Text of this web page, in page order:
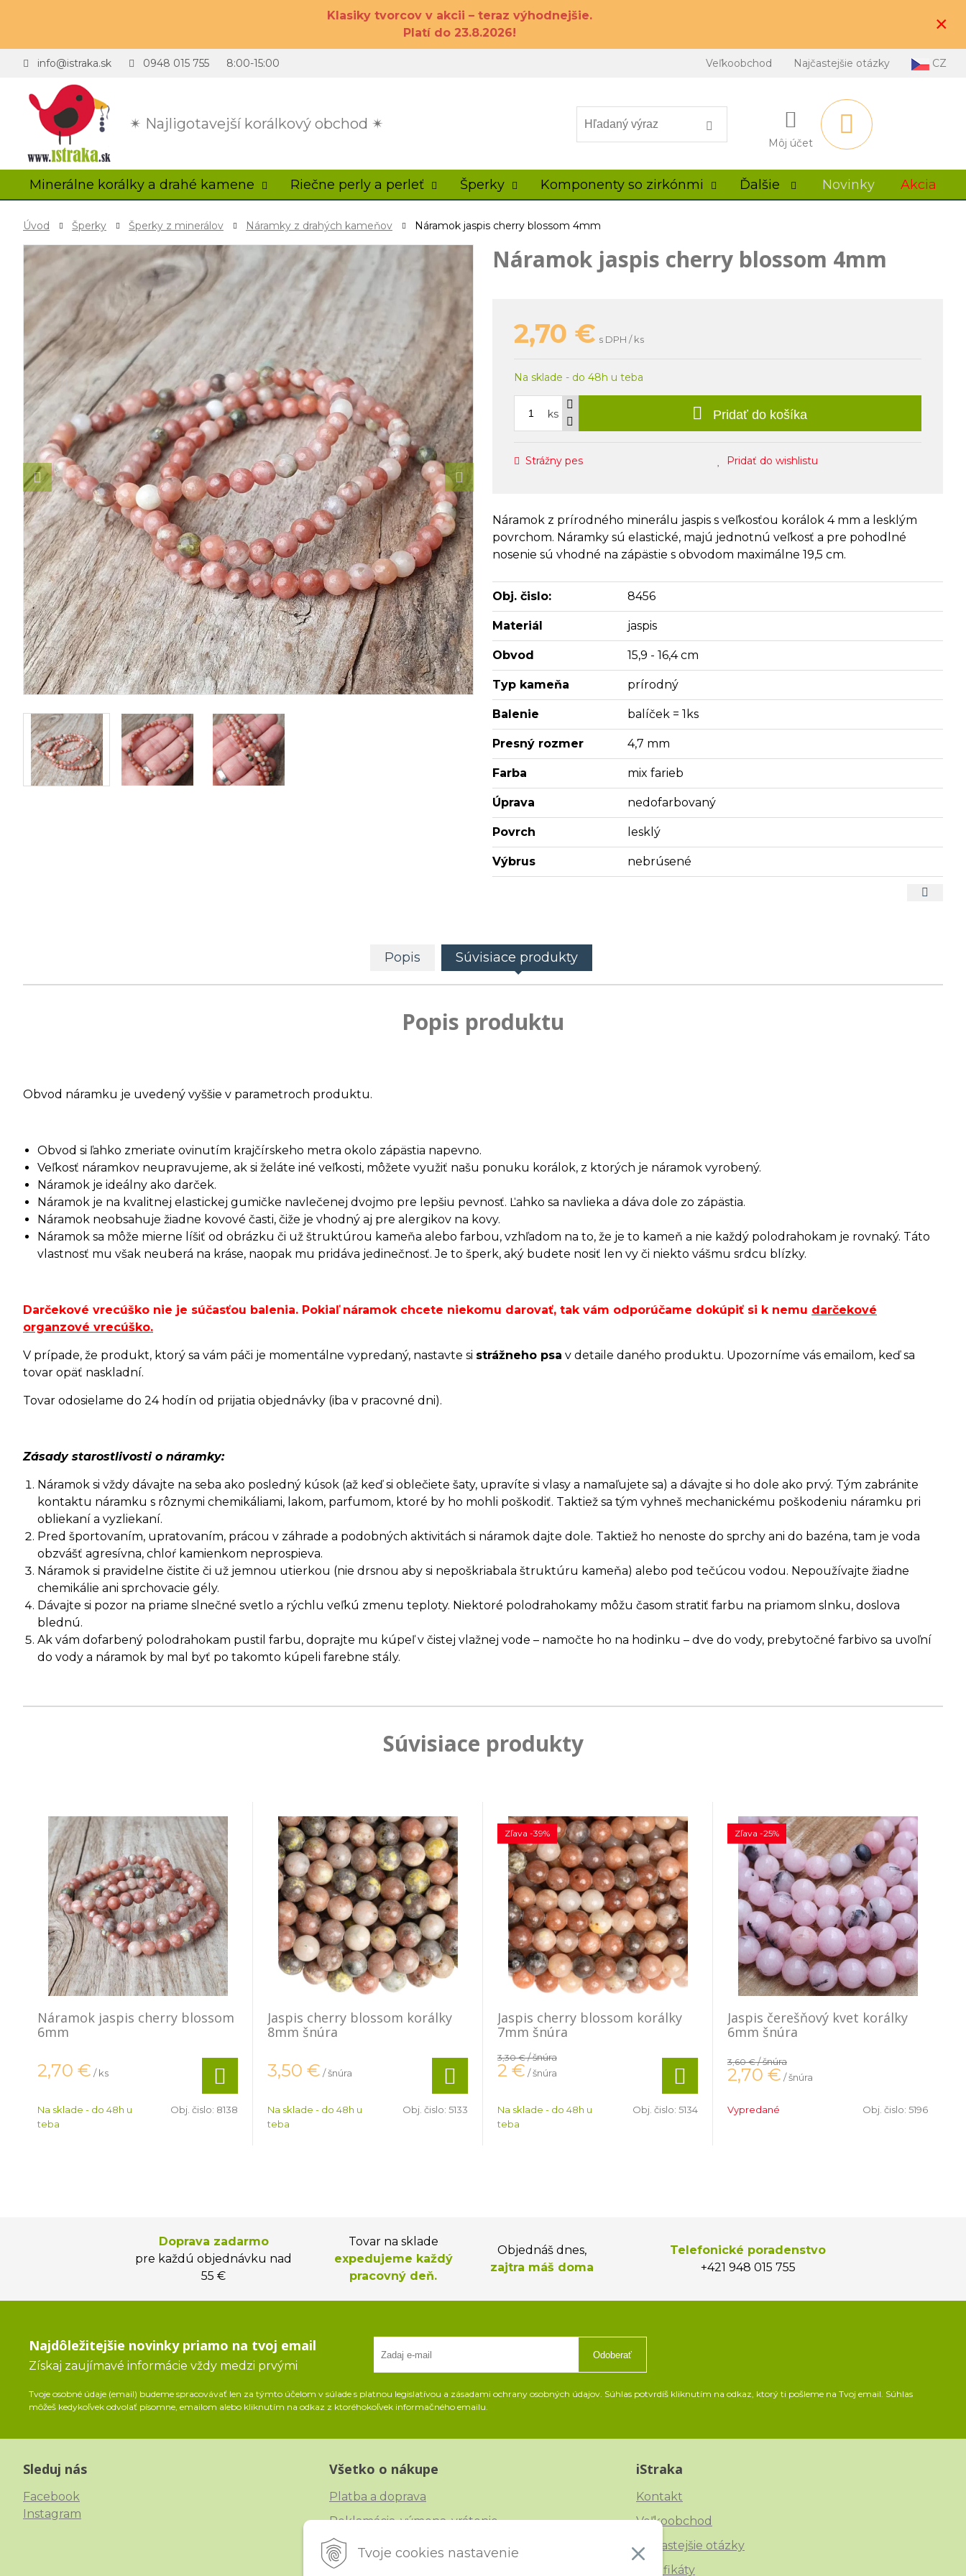
Tvoje cookies nastavenie
Klasiky tvorcov v akcii – teraz výhodnejšie.
Platí do 23.8.2026!
×
✴ Najligotavejší korálkový obchod ✴
info@istraka.sk 0948 015 755 8:00-15:00 Veľkoobchod Najčastejšie otázky CZ
Môj účet
Minerálne korálky a drahé kamene Riečne perly a perleť Šperky Komponenty so zirkónmi Ďalšie Novinky Akcia
Úvod Šperky Šperky z minerálov Náramky z drahých kameňov Náramok jaspis cherry blossom 4mm
Náramok jaspis cherry blossom 4mm
2,70 € s DPH / ks
Na sklade - do 48h u teba
ks Pridať do košíka
Strážny pes Pridať do wishlistu
Náramok z prírodného minerálu jaspis s veľkosťou korálok 4 mm a lesklým
povrchom. Náramky sú elastické, majú jednotnú veľkosť a pre pohodlné
nosenie sú vhodné na zápästie s obvodom maximálne 19,5 cm.
Obj. čislo: 8456
Materiál jaspis
Obvod 15,9 - 16,4 cm
Typ kameňa prírodný
Balenie balíček = 1ks
Presný rozmer 4,7 mm
Farba mix farieb
Úprava nedofarbovaný
Povrch lesklý
Výbrus nebrúsené
Popis Súvisiace produkty
Popis produktu
Obvod náramku je uvedený vyššie v parametroch produktu.
Obvod si ľahko zmeriate ovinutím krajčírskeho metra okolo zápästia napevno.
Veľkosť náramkov neupravujeme, ak si želáte iné veľkosti, môžete využiť našu ponuku korálok, z ktorých je náramok vyrobený.
Náramok je ideálny ako darček.
Náramok je na kvalitnej elastickej gumičke navlečenej dvojmo pre lepšiu pevnosť. Ľahko sa navlieka a dáva dole zo zápästia.
Náramok neobsahuje žiadne kovové časti, čiže je vhodný aj pre alergikov na kovy.
Náramok sa môže mierne líšiť od obrázku či už štruktúrou kameňa alebo farbou, vzhľadom na to, že je to kameň a nie každý polodrahokam je rovnaký. Táto
vlastnosť mu však neuberá na kráse, naopak mu pridáva jedinečnosť. Je to šperk, aký budete nosiť len vy či niekto vášmu srdcu blízky.
Darčekové vrecúško nie je súčasťou balenia. Pokiaľ náramok chcete niekomu darovať, tak vám odporúčame dokúpiť si k nemu darčekové
organzové vrecúško.
V prípade, že produkt, ktorý sa vám páči je momentálne vypredaný, nastavte si strážneho psa v detaile daného produktu. Upozorníme vás emailom, keď sa
tovar opäť naskladní.
Tovar odosielame do 24 hodín od prijatia objednávky (iba v pracovné dni).
Zásady starostlivosti o náramky:
Náramok si vždy dávajte na seba ako posledný kúsok (až keď si oblečiete šaty, upravíte si vlasy a namaľujete sa) a dávajte si ho dole ako prvý. Tým zabránite
kontaktu náramku s rôznymi chemikáliami, lakom, parfumom, ktoré by ho mohli poškodiť. Taktiež sa tým vyhneš mechanickému poškodeniu náramku pri
obliekaní a vyzliekaní.
Pred športovaním, upratovaním, prácou v záhrade a podobných aktivitách si náramok dajte dole. Taktiež ho nenoste do sprchy ani do bazéna, tam je voda
obzvášť agresívna, chloŕ kamienkom neprospieva.
Náramok si pravidelne čistite či už jemnou utierkou (nie drsnou aby si nepoškriabala štruktúru kameňa) alebo pod tečúcou vodou. Nepoužívajte žiadne
chemikálie ani sprchovacie gély.
Dávajte si pozor na priame slnečné svetlo a rýchlu veľkú zmenu teploty. Niektoré polodrahokamy môžu časom stratiť farbu na priamom slnku, doslova
blednú.
Ak vám dofarbený polodrahokam pustil farbu, doprajte mu kúpeľ v čistej vlažnej vode – namočte ho na hodinku – dve do vody, prebytočné farbivo sa uvoľní
do vody a náramok by mal byť po takomto kúpeli farebne stály.
Súvisiace produkty
Náramok jaspis cherry blossom
6mm
2,70 € / ks
Na sklade - do 48h u
teba
Obj. čislo: 8138
Jaspis cherry blossom korálky
8mm šnúra
3,50 € / šnúra
Na sklade - do 48h u
teba
Obj. čislo: 5133
Jaspis cherry blossom korálky
7mm šnúra
Zľava -39%
3,30 €/ šnúra
2 € / šnúra
Na sklade - do 48h u
teba
Obj. čislo: 5134
Jaspis čerešňový kvet korálky
6mm šnúra
Zľava -25%
3,60 €/ šnúra
2,70 € / šnúra
Vypredané Obj. čislo: 5196
Doprava zadarmo
pre každú objednávku nad
55 €
Tovar na sklade
expedujeme každý
pracovný deň.
Objednáš dnes,
zajtra máš doma
Telefonické poradenstvo
+421 948 015 755
Najdôležitejšie novinky priamo na tvoj email
Získaj zaujímavé informácie vždy medzi prvými
Odoberať
Tvoje osobné údaje (email) budeme spracovávať len za týmto účelom v súlade s platnou legislatívou a zásadami ochrany osobných údajov. Súhlas potvrdíš kliknutím na odkaz, ktorý ti pošleme na Tvoj email. Súhlas
môžeš kedykoľvek odvolať písomne, emailom alebo kliknutím na odkaz z ktoréhokoľvek informačného emailu.
Sleduj nás
Facebook
Instagram
Všetko o nákupe
Platba a doprava
Reklamácia, výmena, vrátenie
Obchodné podmienky
Ochrana osobných údajov
iStraka
Kontakt
Veľkoobchod
Najčastejšie otázky
Certifikáty